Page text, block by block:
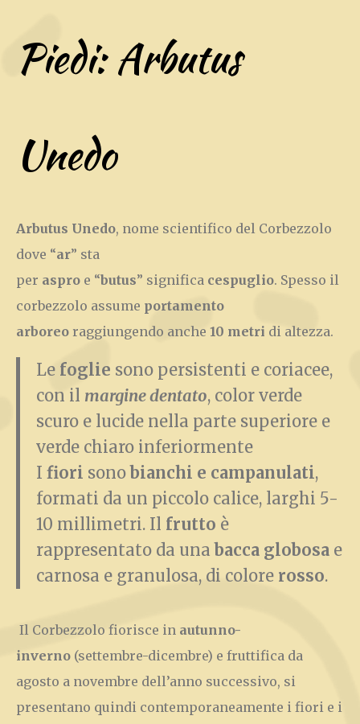
Piedi: Arbutus
Unedo
Arbutus Unedo, nome scientifico del Corbezzolo
dove “ar” sta
per aspro e “butus” significa cespuglio. Spesso il
corbezzolo assume portamento
arboreo raggiungendo anche 10 metri di altezza.
Le foglie sono persistenti e coriacee,
con il margine dentato, color verde
scuro e lucide nella parte superiore e
verde chiaro inferiormente
I fiori sonobianchi e campanulati,
formati da un piccolo calice, larghi 5-
10 millimetri. Il frutto è
rappresentato da unabacca globosa e
carnosa e granulosa, di colore rosso.
Il Corbezzolo fiorisce in autunno-
inverno (settembre-dicembre) e fruttifica da
agosto a novembre dell’anno successivo, si
presentano quindi contemporaneamente i fiori e i